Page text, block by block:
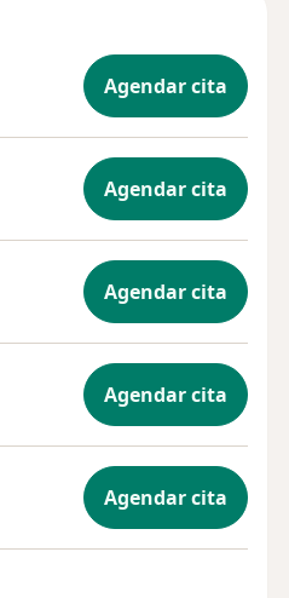
Agendar cita
Agendar cita
Agendar cita
Agendar cita
Agendar cita